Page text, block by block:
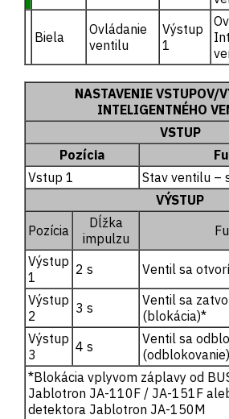
Biela
Ovládanie
ventilu
Výstup
1
NASTAVENIE VSTUPOV/
INTELIGENTNÉHO
VSTUP
Pozícia
Vstup 1
Stav ventilu –
VÝSTUP
Pozícia
Dĺžka
impulzu
Výstup
1
2 s
Ventil sa
Výstup
2
3 s
Ventil sa
(blokácia)*
Výstup
3
4 s
Ventil sa
(odblokovanie)
*Blokácia vplyvom záplavy od
Jablotron JA-110F / JA-151F
detektora Jablotron JA-150M